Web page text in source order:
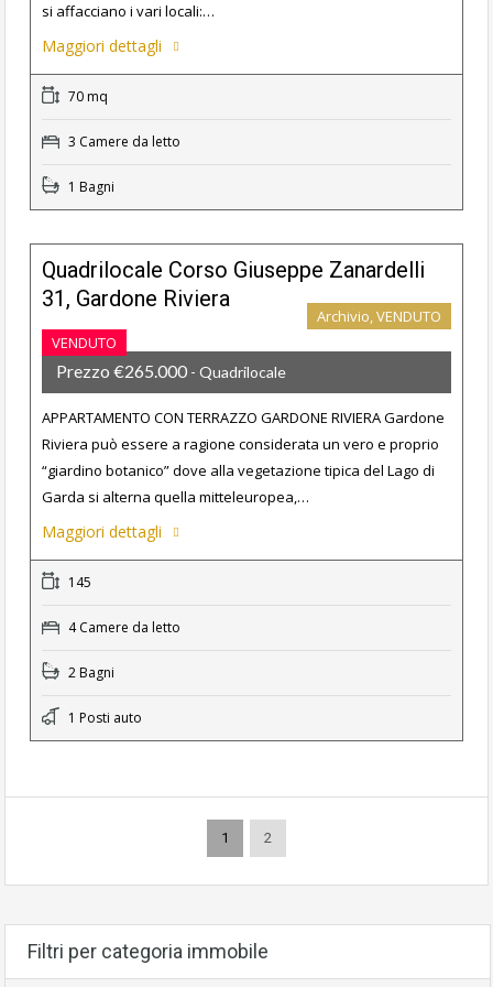
si affacciano i vari locali:…
Maggiori dettagli
70 mq
3 Camere da letto
1 Bagni
Quadrilocale Corso Giuseppe Zanardelli
31, Gardone Riviera
VENDUTO
Archivio, VENDUTO
Prezzo €265.000 - Quadrilocale
APPARTAMENTO CON TERRAZZO GARDONE RIVIERA Gardone
Riviera può essere a ragione considerata un vero e proprio
“giardino botanico” dove alla vegetazione tipica del Lago di
Garda si alterna quella mitteleuropea,…
Maggiori dettagli
145
4 Camere da letto
2 Bagni
1 Posti auto
1 2
Filtri per categoria immobile